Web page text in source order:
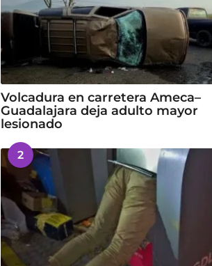
Volcadura en carretera Ameca–
Guadalajara deja adulto mayor
lesionado
2